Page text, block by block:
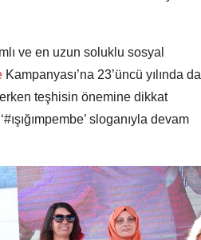
ve en uzun soluklu sosyal
Kampanyası’na 23’üncü yılında da
teşhisin önemine dikkat
sloganıyla devam